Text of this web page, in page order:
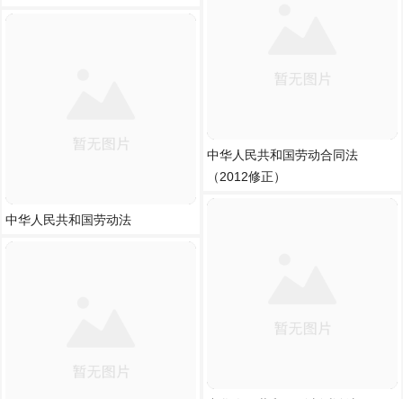
中华人民共和国劳动法
中华人民共和国劳动合同法
（2012修正）